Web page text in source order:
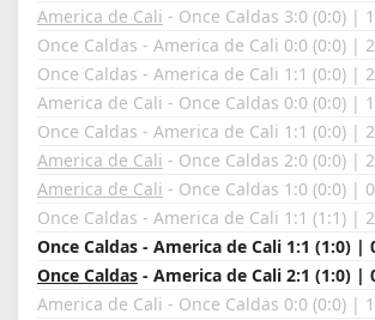
America de Cali - Once Caldas 3:0 (0:0) |
Once Caldas - America de Cali 0:0 (0:0) |
Once Caldas - America de Cali 1:1 (0:0) |
America de Cali - Once Caldas 0:0 (0:0) |
Once Caldas - America de Cali 1:1 (0:0) |
America de Cali - Once Caldas 2:0 (0:0) |
America de Cali - Once Caldas 1:0 (0:0) |
Once Caldas - America de Cali 1:1 (1:1) |
Once Caldas - America de Cali 1:1 (1:0) |
Once Caldas - America de Cali 2:1 (1:0) |
America de Cali - Once Caldas 0:0 (0:0) |